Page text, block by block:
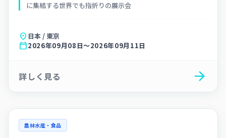
に集結する世界でも指折りの展示会
location_on 日本 / 東京
calendar_today2026年09月08日～2026年09月11日
詳しく見る arrow_forward
農林水産・食品